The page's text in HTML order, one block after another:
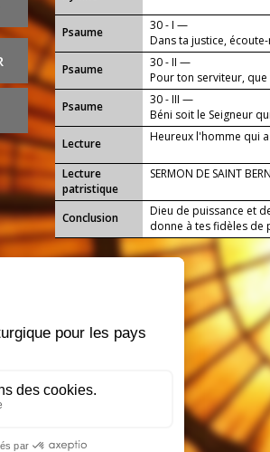
Psaume
30 - I —
Dans ta justice,
Psaume
30 - II —
Pour ton serviteur,
Psaume
30 - III —
Béni soit le Seigneur
!
Lecture
Heureux l'homme qui
Lecture
patristique
SERMON DE SAINT
Conclusion
Dieu de puissance et
donne à tes fidèles de